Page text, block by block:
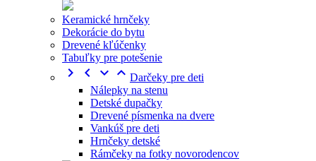
Keramické hrnčeky
Dekorácie do bytu
Drevené kľúčenky
Tabuľky pre potešenie
    Darčeky pre deti
Nálepky na stenu
Detské dupačky
Drevené písmenka na dvere
Vankúš pre deti
Hrnčeky detské
Rámčeky na fotky novorodencov